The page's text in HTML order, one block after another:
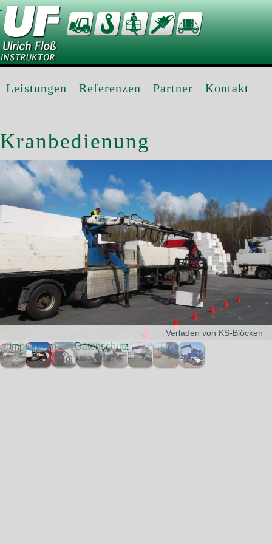
Leistungen Referenzen Partner Kontakt
Kranbedienung
Verladen von KS-Blöcken
Impressum Datenschutz